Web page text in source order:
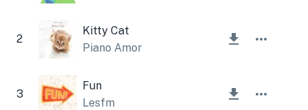
2
Kitty Cat
Piano Amor
3
Fun
Lesfm